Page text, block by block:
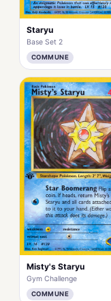
Staryu
Base Set 2
COMMUNE
Misty's Staryu
Gym Challenge
COMMUNE